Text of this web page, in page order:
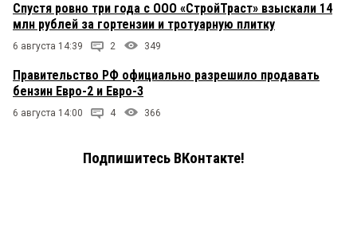
Спустя ровно три года с ООО «СтройТраст» взыскали 14
млн рублей за гортензии и тротуарную плитку
6 августа 14:39 2 349
Правительство РФ официально разрешило продавать
бензин Евро-2 и Евро-3
6 августа 14:00 4 366
Подпишитесь ВКонтакте!